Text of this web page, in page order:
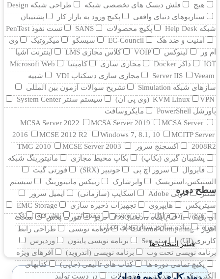
هیچ فلش دیسک های تخصصی شبکه
طراحی شبکه Design
سناریوهای دنیای واقعی
پکیج ورود به بازار کار
پشتیبان
شبکه Help Desk
پکیچ محصولات SANS
تست نفوذ PenTest
امنیت و ضد هک
EC-Council سیسکو میکروتیک
وی
ام ور
لینوکس VOIP کلاس مجازی LMS
اینترنت اشیا
IOT
داکر Docker مجازی سازی کامپتیا
Microsoft Web
Server IIS
Veeam مجازی سازی دسکتاپ VDI
شبیه
سازهای شبکه Simulation
تشریح سوالات آزمون بین المللی
KVM Linux
VPN (وی پی ان)
سیستم سنتر System Center
پاورشل PowerShell
مایکروسافت
MCSA Server 2022
MCSA Server 2019
MCSA Server
2016
MCSE 2012 R2 Windows 7, 8.1, 10
MCITP Server
2008R2
اکسچنج سرور TMG 2010
MCSE Server 2003
پشتیبان گیری (بکاپ)
بکاپ محیط مجازی
مانيتورينگ شبکه
فایروال
سرور اچ پی جونیپر (SRX)
فورتی گیت
الستیکس،استریسک
وایرشارک زبیکس مانیتورینگ
سیستم
سنتر
ادوبی Adobe اسکایپ (سازمانی)
ایمیل سرور
سیتریکس
هایپروی تجهیزات ذخیره سازی
EMC Storage
آی پی IPV6
پایگاه داده SQL کریو نتورک پلاس
سخت
افزار +ACloud Computing برنامه نویسی
طراحی رابط
کاربری (UI)
سئو Seo برنامه نویسی پایتون
وردپرس
برنامه نویسی تحت وب
برنامه نویسی (اندروید)
آفرهای ویژه
پکیچ تمامی دوره ها
کتاب های تالیفی (چاپی)
کتابهای
الکترونیکی
جدیدترین محصولات در دست تولید
سطح دوره
هیچ دوره اول دوره دوم مقدماتی پیشرفته
تک
دوره
پیاده سازی سناریوهای عملی
فیلتر انتخاب ها